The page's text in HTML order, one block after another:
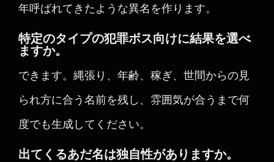
年呼ばれてきたような異名を作ります。
特定のタイプの犯罪ボス向けに結果を選べ
ますか。
できます。縄張り、年齢、稼ぎ、世間からの見
られ方に合う名前を残し、雰囲気が合うまで何
度でも生成してください。
出てくるあだ名は独自性がありますか。